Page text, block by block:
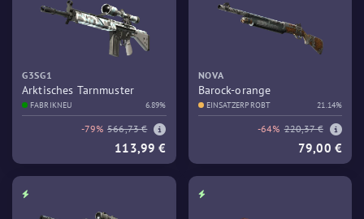
G3SG1
Arktisches Tarnmuster
FABRIKNEU 6.89%
-79% 566,73 €
113,99 €
NOVA
Barock-orange
EINSATZERPROBT 21.14%
-64% 220,37 €
79,00 €